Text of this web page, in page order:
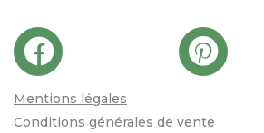
Mentions légales
Conditions générales de vente